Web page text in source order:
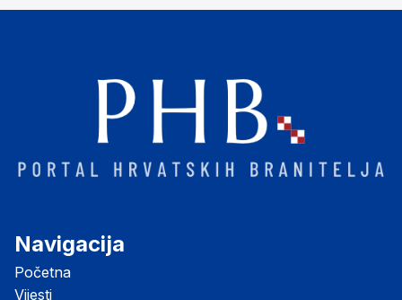
Navigacija
Početna
Vijesti